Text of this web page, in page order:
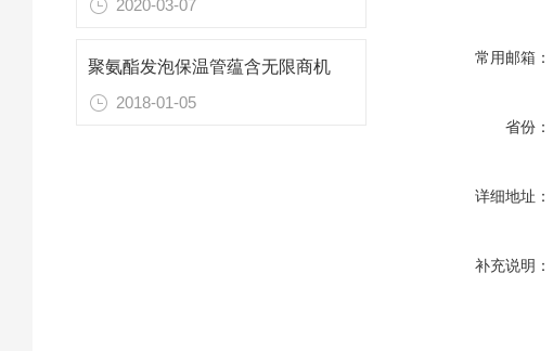
2020-03-07
聚氨酯发泡保温管蕴含无限商机
2018-01-05
常用邮箱：
省份：
详细地址：
补充说明：